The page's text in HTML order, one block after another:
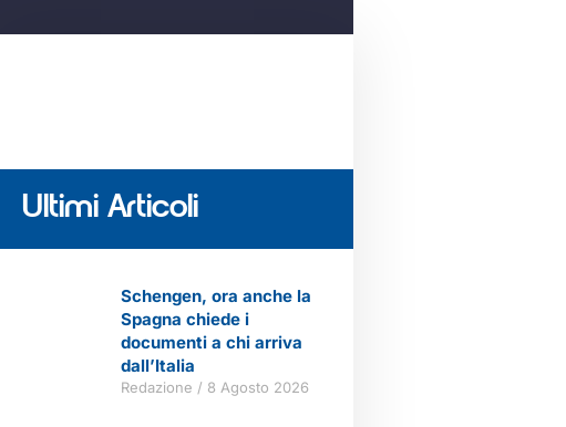
Ultimi Articoli
Schengen, ora anche la
Spagna chiede i
documenti a chi arriva
dall’Italia
Redazione 8 Agosto 2026